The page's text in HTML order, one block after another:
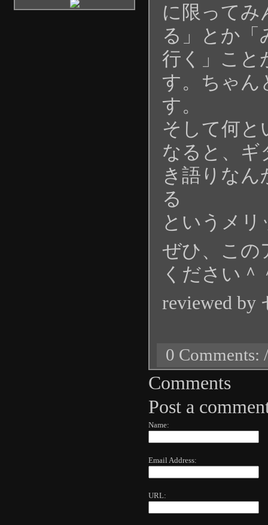
に限ってみ
る」とか「
行く」こと
す。ちゃん
す。
そして何と
なると、ギ
き語りな
る
というメ
ぜひ、この
ください＾
reviewed by
0 Comments:
Comments
Post a
Name:
Email Address:
URL: